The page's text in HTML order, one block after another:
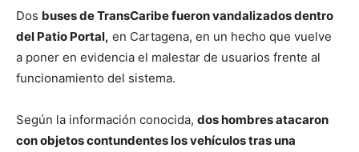
Dos buses de TransCaribe fueron vandalizados dentro
del Patio Portal, en Cartagena, en un hecho que vuelve
a poner en evidencia el malestar de usuarios frente al
funcionamiento del sistema.
Según la información conocida, dos hombres atacaron
con objetos contundentes los vehículos tras una